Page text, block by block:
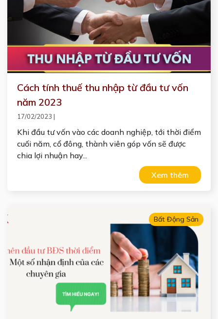
Cách tính thuế thu nhập từ đầu tư vốn
năm 2023
17/02/2023 |
Khi đầu tư vốn vào các doanh nghiệp, tới thời điểm
cuối năm, cổ đông, thành viên góp vốn sẽ được
chia lợi nhuận hay...
Xem thêm
Bất Động Sản